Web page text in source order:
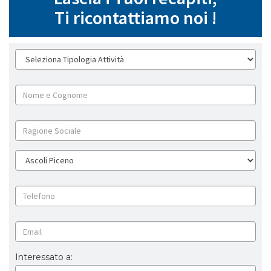
Ti ricontattiamo noi !
Interessato a: